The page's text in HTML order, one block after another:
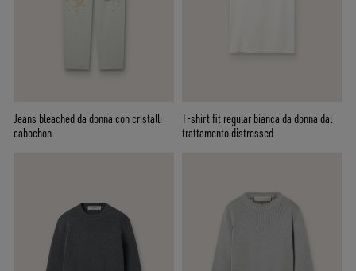
Jeans bleached da donna con cristalli
cabochon
T-shirt fit regular bianca da donna dal
trattamento distressed